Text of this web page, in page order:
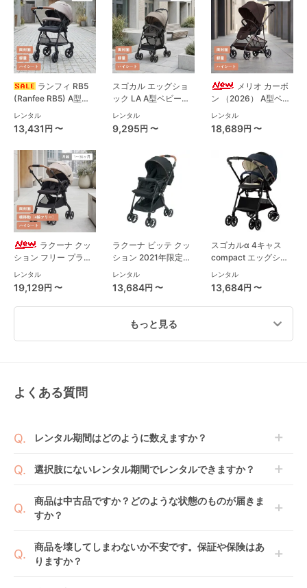
ランフィ RB5
(Ranfee RB5) A型ベ
ビーカー ピジョン
(pigeon)
レンタル
13,431 円 〜
スゴカル エッグショ
ック LA A型ベビーカ
ー コンビ(Combi)
レンタル
9,295円 〜
メリオ カーボ
ン （2026） A型ベビ
ーカー サイベックス
(cybex)
レンタル
18,689円 〜
ラクーナ クッ
ション フリー プラス
AE (アカチャンホンポ
限定モデル) A型ベビ
ーカー アップリカ
(Aprica)
レンタル
19,129円 〜
ラクーナ ビッテ クッ
ション 2021年限定モ
デル(アカチャンホン
ポ限定モデル) A型ベ
ビーカー アップリカ
(aprica)
レンタル
13,684円 〜
スゴカルα 4キャス
compact エッグショ
ック HU A型ベビーカ
ー コンビ(Combi)
レンタル
13,684円 〜
ーカー
レンタル
10,725
レンタル
8,217
ラクーナ クッション
もっと見る
よくある質問
レンタル期間はどのように数えますか？
開始日1日目となります。
日までに配送業者（佐川急便）に商品の引渡しとなり
ます。
選択肢にないレンタル期間でレンタルできますか？
間の利用が可能です。
例えば4ヶ月の場合、3ヶ月レンタル＋1ヶ月延長とし
の上で、早期にご返却ください。
商品は中古品ですか？どのような状態のものが届きま
すか？
のもございます。
新品商品はメーカーから仕入れた状態のものをお送り
商品を壊してしまわないか不安です。保証や保険はあ
りますか？